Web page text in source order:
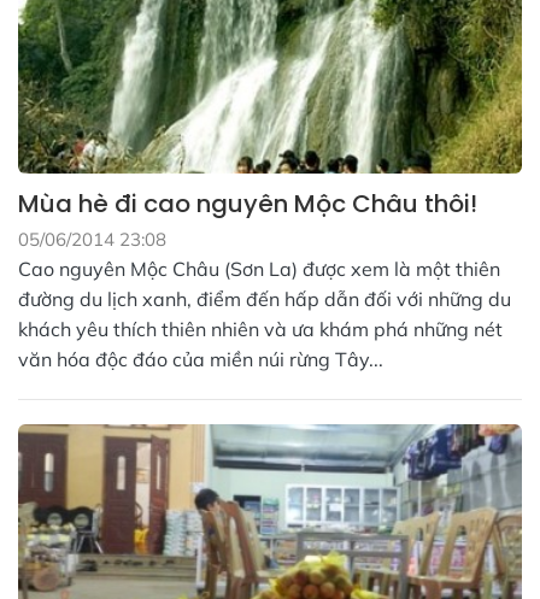
Mùa hè đi cao nguyên Mộc Châu thôi!
05/06/2014 23:08
Cao nguyên Mộc Châu (Sơn La) được xem là một thiên
đường du lịch xanh, điểm đến hấp dẫn đối với những du
khách yêu thích thiên nhiên và ưa khám phá những nét
văn hóa độc đáo của miền núi rừng Tây...